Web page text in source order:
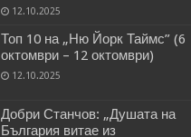
12.10.2025
Топ 10 на „Ню Йорк Таймс” (6
октомври – 12 октомври)
12.10.2025
Добри Станчов: „Душата на
България витае из